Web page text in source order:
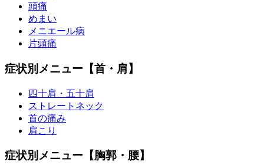
頭痛
めまい
メニエール病
片頭痛
症状別メニュー【首・肩】
四十肩・五十肩
ストレートネック
首の痛み
肩こり
症状別メニュー【胸郭・腰】